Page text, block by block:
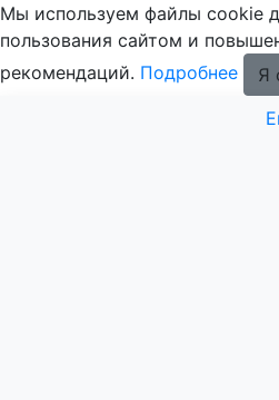
Мы используем файлы cookie
пользования сайтом и
рекомендаций. Подробнее
Я